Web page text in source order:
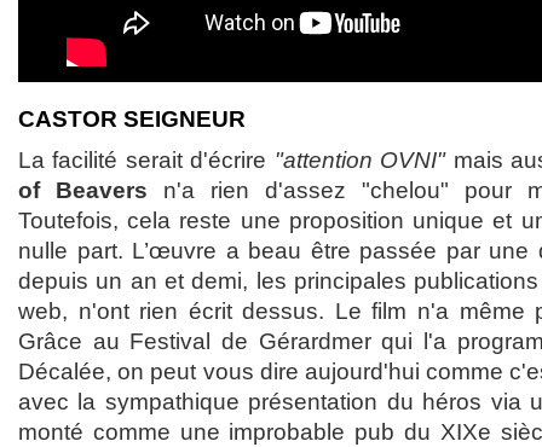
CASTOR SEIGNEUR
La facilité serait d'écrire "attention OVNI"mais
of Beavers n'a rien d'assez "chelou" pour
Toutefois, cela reste une proposition unique et
nulle part. L’œuvre a beau être passée par une
depuis un an et demi, les principales
web, n'ont rien écrit dessus. Le film n'a même
Grâce au Festival de Gérardmer qui l'a
Décalée, on peut vous dire aujourd'hui comme
avec la sympathique présentation du héros via
monté comme une improbable pub du XIXe